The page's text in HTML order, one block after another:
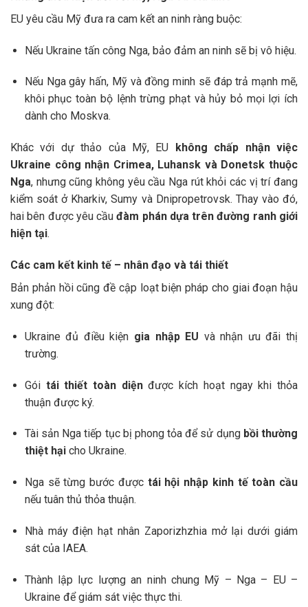
EU yêu cầu Mỹ đưa ra cam kết an ninh ràng buộc:
Nếu Ukraine tấn công Nga, bảo đảm an ninh sẽ bị vô hiệu.
Nếu Nga gây hấn, Mỹ và đồng minh sẽ đáp trả mạnh mẽ,
khôi phục toàn bộ lệnh trừng phạt và hủy bỏ mọi lợi ích
dành cho Moskva.
Khác với dự thảo của Mỹ, EU
không chấp nhận việc
Ukraine công nhận Crimea, Luhansk và Donetsk thuộc
Nga, nhưng cũng không yêu cầu Nga rút khỏi các vị trí đang
kiểm soát ở Kharkiv, Sumy và Dnipropetrovsk. Thay vào đó,
hai bên được yêu cầuđàm phán dựa trên đường ranh giới
hiện tại.
Các cam kết kinh tế – nhân đạo và tái thiết
Bản phản hồi cũng đề cập loạt biện pháp cho giai đoạn hậu
xung đột:
Ukraine đủ điều kiện gia nhập EU và nhận ưu đãi thị
trường.
Gói tái thiết toàn diệnđược kích hoạt ngay khi thỏa
thuận được ký.
Tài sản Nga tiếp tục bị phong tỏa để sử dụng bồi thường
thiệt hạicho Ukraine.
Nga sẽ từng bước được tái hội nhập kinh tế toàn cầu
nếu tuân thủ thỏa thuận.
Nhà máy điện hạt nhân Zaporizhzhia mở lại dưới giám
sát của IAEA.
Thành lập lực lượng an ninh chung Mỹ – Nga – EU –
Ukraine để giám sát việc thực thi.